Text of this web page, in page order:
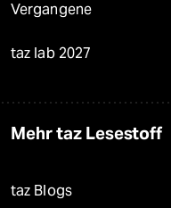
Vergangene
taz lab 2027
Mehr taz Lesestoff
taz Blogs